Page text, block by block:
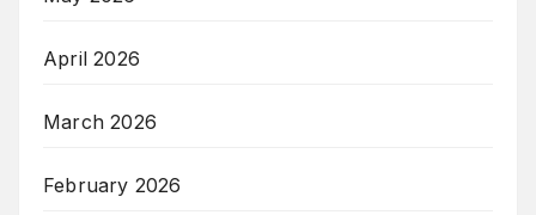
April 2026
March 2026
February 2026